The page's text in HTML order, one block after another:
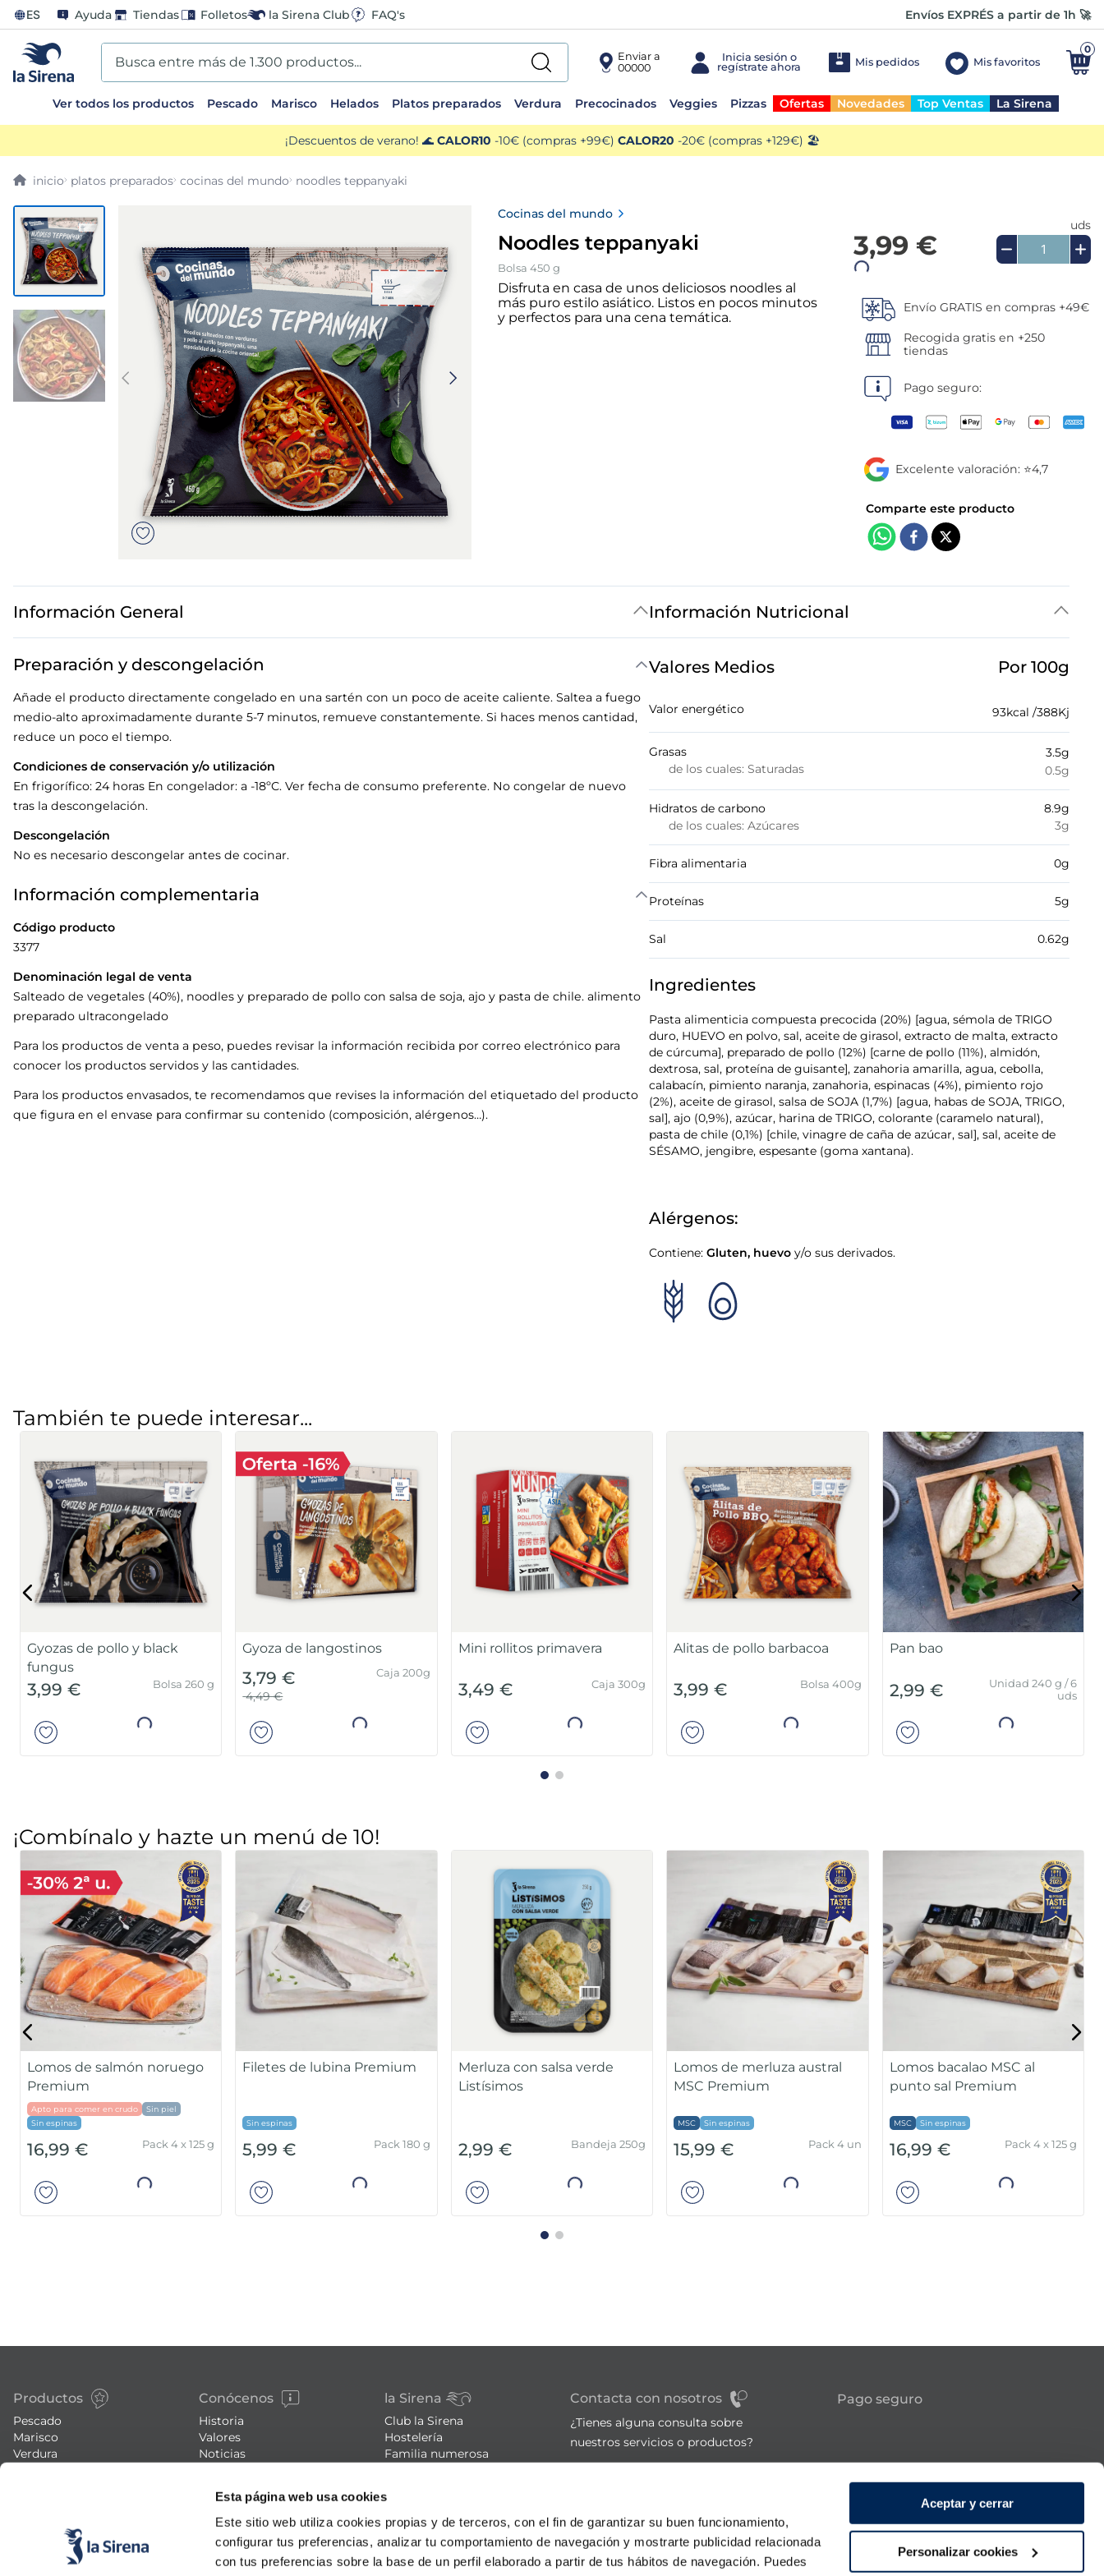
Esta página web usa cookies
Este sitio web utiliza cookies propias y de terceros, con el fin de garantizar su buen funcionamiento,
configurar tus preferencias, analizar tu comportamiento de navegación y mostrarte publicidad relacionada
con tus preferencias sobre la base de un perfil elaborado a partir de tus hábitos de navegación. Puedes
Aceptar y cerrar
Personalizar cookies
ES Ayuda Tiendas Folletos la Sirena Club FAQ's Envíos EXPRÉS a partir de 1h 🚀
Busca entre más de 1.300 productos...
Enviar a
00000
Mis pedidos Mis favoritos
0
Ver todos los productos Pescado Marisco Helados Platos preparados Verdura Precocinados Veggies Pizzas Ofertas Novedades Top Ventas La Sirena
¡Descuentos de verano! 🌊 CALOR10 -10€ (compras +99€) CALOR20 -20€ (compras +129€) 🏖️
platos preparados cocinas del mundo noodles teppanyaki
Cocinas del mundo
Noodles teppanyaki
Bolsa 450 g
Disfruta en casa de unos deliciosos noodles al
más puro estilo asiático. Listos en pocos minutos
y perfectos para una cena temática.
3,99 €
uds
Recogida gratis en +250
Información General
Preparación y descongelación
Añade el producto directamente congelado en una sartén con un poco de aceite caliente. Saltea a fuego
medio-alto aproximadamente durante 5-7 minutos, remueve constantemente. Si haces menos cantidad,
reduce un poco el tiempo.
Condiciones de conservación y/o utilización
En frigorífico: 24 horas En congelador: a -18ºC. Ver fecha de consumo preferente. No congelar de nuevo
tras la descongelación.
Descongelación
No es necesario descongelar antes de cocinar.
Información complementaria
Código producto
3377
Denominación legal de venta
Salteado de vegetales (40%), noodles y preparado de pollo con salsa de soja, ajo y pasta de chile. alimento
preparado ultracongelado
Para los productos de venta a peso, puedes revisar la información recibida por correo electrónico para
conocer los productos servidos y las cantidades.
Para los productos envasados, te recomendamos que revises la información del etiquetado del producto
que figura en el envase para confirmar su contenido (composición, alérgenos…).
Información Nutricional
Valores Medios Por 100g
Valor energético 93kcal /388Kj
Grasas
de los cuales: Saturadas
3.5g
0.5g
Hidratos de carbono
de los cuales: Azúcares
8.9g
3g
Fibra alimentaria 0g
Proteínas 5g
Sal 0.62g
Ingredientes
Pasta alimenticia compuesta precocida (20%) [agua, sémola de TRIGO
duro, HUEVO en polvo, sal, aceite de girasol, extracto de malta, extracto
de cúrcuma], preparado de pollo (12%) [carne de pollo (11%), almidón,
dextrosa, sal, proteína de guisante], zanahoria amarilla, agua, cebolla,
calabacín, pimiento naranja, zanahoria, espinacas (4%), pimiento rojo
(2%), aceite de girasol, salsa de SOJA (1,7%) [agua, habas de SOJA, TRIGO,
sal], ajo (0,9%), azúcar, harina de TRIGO, colorante (caramelo natural),
pasta de chile (0,1%) [chile, vinagre de caña de azúcar, sal], sal, aceite de
SÉSAMO, jengibre, espesante (goma xantana).
Alérgenos:
Contiene: Gluten, huevo y/o sus derivados.
También te puede interesar...
Gyozas de pollo y black
fungus
3,99 € Bolsa 260 g
Gyoza de langostinos
3,79 €
4,49 €
Caja 200g
Mini rollitos primavera
3,49 € Caja 300g
Alitas de pollo barbacoa
3,99 € Bolsa 400g
Pan bao
2,99 €
Unidad 240 g / 6
uds
¡Combínalo y hazte un menú de 10!
Lomos de salmón noruego
Premium
Apto para comer en crudo
Sin piel
Sin espinas
16,99 € Pack 4 x 125 g
Filetes de lubina Premium
Sin espinas
5,99 € Pack 180 g
Merluza con salsa verde
Listísimos
2,99 € Bandeja 250g
Lomos de merluza austral
MSC Premium
MSC Sin espinas
15,99 € Pack 4 un
Lomos bacalao MSC al
punto sal Premium
MSC Sin espinas
16,99 € Pack 4 x 125 g
Productos
Pescado
Marisco
Verdura
Conócenos
Historia
Valores
Noticias
Blog
FAQs (preguntas frecuentes)
la Sirena
Club la Sirena
Hostelería
Familia numerosa
Trucos de cocina
Promociones - Bases legales
Aviso legal
Política de privacidad
Contacta con nosotros
¿Tienes alguna consulta sobre
nuestros servicios o productos?
De lunes a sábado de 9:00 a 21:00h
Algunas tiendas abiertas el domingo
Pago seguro
Síguenos
TÉRMINOS MÁS BUSCADOS
1. helados sirena
3. patatas
4. gamba
5. verduras
6. croquetas
7. canelones